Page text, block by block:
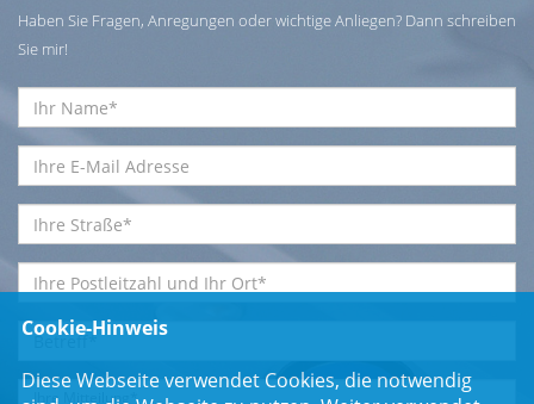
Haben Sie Fragen, Anregungen oder wichtige Anliegen? Dann schreiben
Sie mir!
Cookie-Hinweis
Diese Webseite verwendet Cookies, die notwendig